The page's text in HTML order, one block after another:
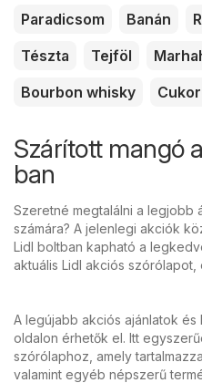
Paradicsom
Banán
Tészta
Tejföl
Bourbon whisky
Szárított mangó
ban
Szeretné megtalálni a legjobb
számára? A jelenlegi akciók
Lidl boltban kapható a
aktuális Lidl akciós
A legújabb akciós ajánlatok
oldalon érhetők el. Itt
szórólaphoz, amely
valamint egyéb népszerű